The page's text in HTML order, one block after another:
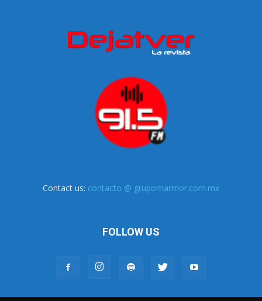
Contact us: contacto @ grupomarmor.com.mx
FOLLOW US